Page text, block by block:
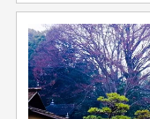
放在釜上，將蓋子蓋
弱等來做凶吉卜卦。
彩的聖地。